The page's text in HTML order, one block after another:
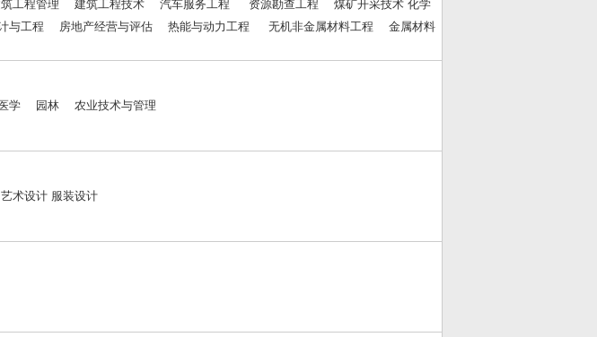
程管理 建筑工程技术 汽车服务工程 资源勘查工程 煤矿开采技术 化学
与工程 房地产经营与评估 热能与动力工程 无机非金属材料工程 金属材料
学 园林 农业技术与管理
术设计 服装设计